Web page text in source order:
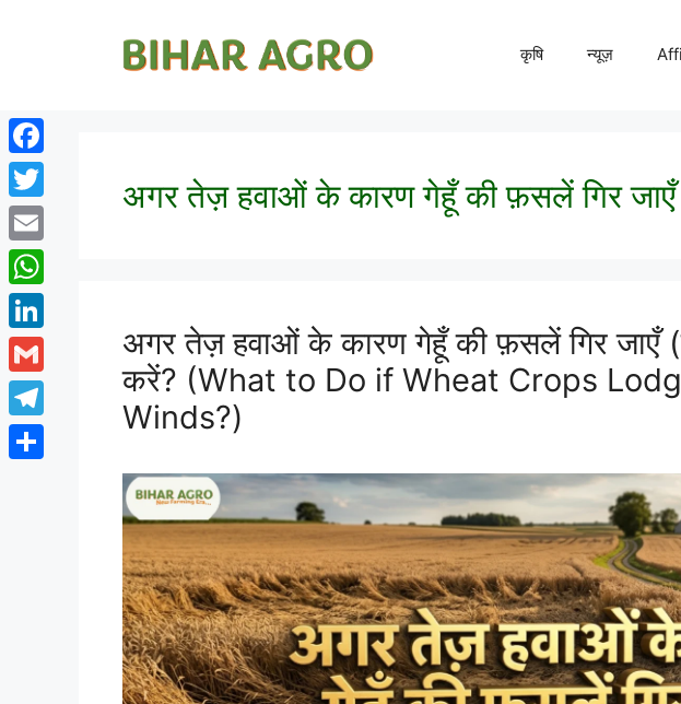
कृषि न्यूज़
अगर तेज़ हवाओं के कारण गेहूँ की फ़सलें गिर
अगर तेज़ हवाओं के कारण गेहूँ की फ़सलें गिर जाएँ
करें? (What to Do if Wheat Crops
Winds?)
Facebook
Twitter
Email
WhatsApp
LinkedIn
Gmail
Telegram